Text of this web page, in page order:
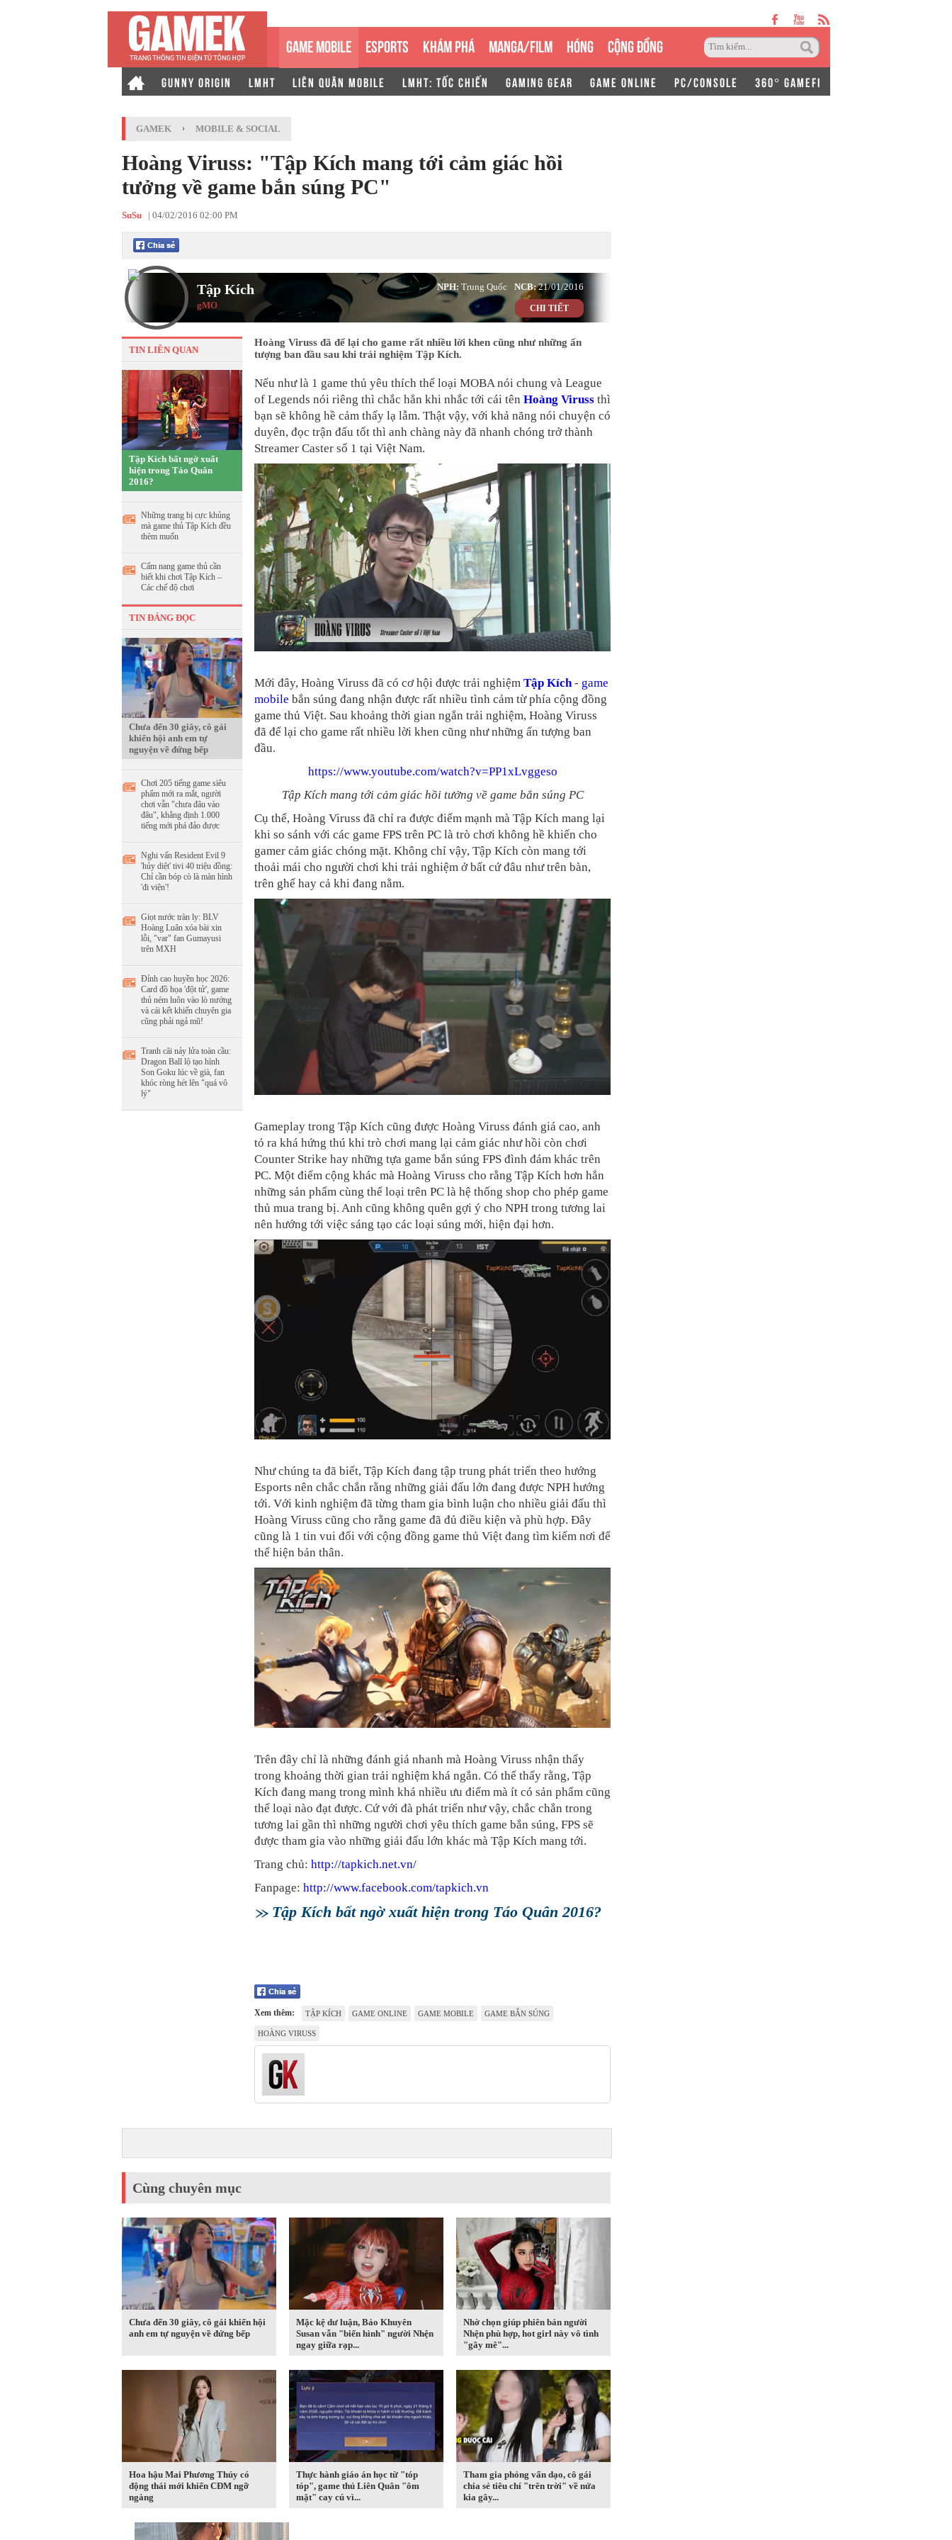
GAME MOBILE ESPORTS KHÁM PHÁ MANGA/FILM HÓNG CỘNG ĐỒNG
GUNNY ORIGIN LMHT LIÊN QUÂN MOBILE LMHT: TỐC CHIẾN GAMING GEAR GAME ONLINE PC/CONSOLE 360° GAMEFI
GAMEK › MOBILE & SOCIAL
Hoàng Viruss: "Tập Kích mang tới cảm giác hồi
tưởng về game bắn súng PC"
SuSu | 04/02/2016 02:00 PM
Tập Kích
gMO
21/01/2016
NCB:
Trung Quốc
NPH:
CHI TIẾT
TIN LIÊN QUAN
Tập Kích bất ngờ xuất
hiện trong Táo Quân
2016?
Những trang bị cực khủng
mà game thủ Tập Kích đều
thèm muốn
Cẩm nang game thủ cần
biết khi chơi Tập Kích –
Các chế độ chơi
TIN ĐÁNG ĐỌC
Chưa đến 30 giây, cô gái
khiến hội anh em tự
nguyện về đứng bếp
Chơi 205 tiếng game siêu
phẩm mới ra mắt, người
chơi vẫn "chưa đâu vào
đâu", khẳng định 1.000
tiếng mới phá đảo được
Nghi vấn Resident Evil 9
'hủy diệt' tivi 40 triệu đồng:
Chỉ cần bóp cò là màn hình
'đi viện'!
Giọt nước tràn ly: BLV
Hoàng Luân xóa bài xin
lỗi, "var" fan Gumayusi
trên MXH
Đỉnh cao huyền học 2026:
Card đồ họa 'đột tử', game
thủ ném luôn vào lò nướng
và cái kết khiến chuyên gia
cũng phải ngả mũ!
Tranh cãi nảy lửa toàn cầu:
Dragon Ball lộ tạo hình
Son Goku lúc về già, fan
khóc ròng hét lên "quá vô
lý"
Hoàng Viruss đã để lại cho game rất nhiều lời khen cũng như những ấn
tượng ban đầu sau khi trải nghiệm Tập Kích.
Nếu như là 1 game thủ yêu thích thể loại MOBA nói chung và League
of Legends nói riêng thì chắc hẳn khi nhắc tới cái tên Hoàng Viruss thì
bạn sẽ không hề cảm thấy lạ lẫm. Thật vậy, với khả năng nói chuyện có
duyên, đọc trận đấu tốt thì anh chàng này đã nhanh chóng trở thành
Streamer Caster số 1 tại Việt Nam.
Mới đây, Hoàng Viruss đã có cơ hội được trải nghiệm Tập Kích - game
mobile bắn súng đang nhận được rất nhiều tình cảm từ phía cộng đồng
game thủ Việt. Sau khoảng thời gian ngắn trải nghiệm, Hoàng Viruss
đã để lại cho game rất nhiều lời khen cũng như những ấn tượng ban
đầu.
https://www.youtube.com/watch?v=PP1xLvggeso
Tập Kích mang tới cảm giác hồi tưởng về game bắn súng PC
Cụ thể, Hoàng Viruss đã chỉ ra được điểm mạnh mà Tập Kích mang lại
khi so sánh với các game FPS trên PC là trò chơi không hề khiến cho
gamer cảm giác chóng mặt. Không chỉ vậy, Tập Kích còn mang tới
thoải mái cho người chơi khi trải nghiệm ở bất cứ đâu như trên bàn,
trên ghế hay cả khi đang nằm.
Gameplay trong Tập Kích cũng được Hoàng Viruss đánh giá cao, anh
tỏ ra khá hứng thú khi trò chơi mang lại cảm giác như hồi còn chơi
Counter Strike hay những tựa game bắn súng FPS đình đám khác trên
PC. Một điểm cộng khác mà Hoàng Viruss cho rằng Tập Kích hơn hẳn
những sản phẩm cùng thể loại trên PC là hệ thống shop cho phép game
thủ mua trang bị. Anh cũng không quên gợi ý cho NPH trong tương lai
nên hướng tới việc sáng tạo các loại súng mới, hiện đại hơn.
Như chúng ta đã biết, Tập Kích đang tập trung phát triển theo hướng
Esports nên chắc chắn rằng những giải đấu lớn đang được NPH hướng
tới. Với kinh nghiệm đã từng tham gia bình luận cho nhiều giải đấu thì
Hoàng Viruss cũng cho rằng game đã đủ điều kiện và phù hợp. Đây
cũng là 1 tin vui đối với cộng đồng game thủ Việt đang tìm kiếm nơi để
thể hiện bản thân.
Trên đây chỉ là những đánh giá nhanh mà Hoàng Viruss nhận thấy
trong khoảng thời gian trải nghiệm khá ngắn. Có thể thấy rằng, Tập
Kích đang mang trong mình khá nhiều ưu điểm mà ít có sản phẩm cũng
thể loại nào đạt được. Cứ với đà phát triển như vậy, chắc chắn trong
tương lai gần thì những người chơi yêu thích game bắn súng, FPS sẽ
được tham gia vào những giải đấu lớn khác mà Tập Kích mang tới.
Trang chủ: http://tapkich.net.vn/
Fanpage: http://www.facebook.com/tapkich.vn
Tập Kích bất ngờ xuất hiện trong Táo Quân 2016?
Xem thêm: TẬP KÍCH GAME ONLINE GAME MOBILE GAME BẮN SÚNG
HOÀNG VIRUSS
Cùng chuyên mục
Chưa đến 30 giây, cô gái khiến hội
anh em tự nguyện về đứng bếp
Mặc kệ dư luận, Bảo Khuyên
Susan vẫn "biến hình" người Nhện
ngay giữa rạp...
Nhờ chọn giúp phiên bản người
Nhện phù hợp, hot girl này vô tình
"gây mê"...
Hoa hậu Mai Phương Thúy có
động thái mới khiến CĐM ngỡ
ngàng
Thực hành giáo án học từ "tóp
tóp", game thủ Liên Quân "ôm
mặt" cay cú vì...
Tham gia phỏng vấn dạo, cô gái
chia sẻ tiêu chí "trên trời" về nửa
kia gây...